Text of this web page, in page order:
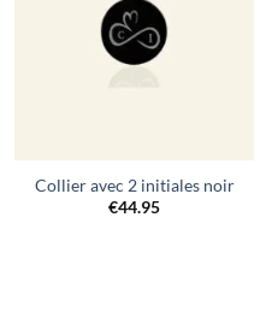
Collier avec 2 initiales noir
€44.95